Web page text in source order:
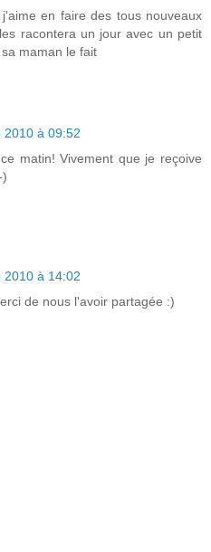
en faire des tous nouveaux
racontera un jour avec un petit
maman le fait
2010 à 09:52
matin! Vivement que je reçoive
2010 à 14:02
de nous l'avoir partagée :)